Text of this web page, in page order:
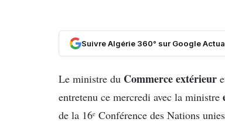
Suivre Algérie 360° sur Google
Le ministre du Commerce extérieur
entretenu ce mercredi avec la ministre
de la 16ᵉ Conférence des Nations